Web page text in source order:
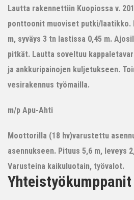
Lautta rakennettiin Kuopiossa v.
ponttoonit muoviset putki/laatikko.
m, syväys 3 tn lastissa 0,45 m.
pitkät. Lautta soveltuu
ja ankkuripainojen kuljetukseen.
vesirakennus työmailla.
m/p Apu-Ahti
Moottorilla (18 hv)varustettu
asennukseen. Pituus 5,6 m, leveys
Varusteina kaikuluotain, työvalot.
Yhteistyökumppanit